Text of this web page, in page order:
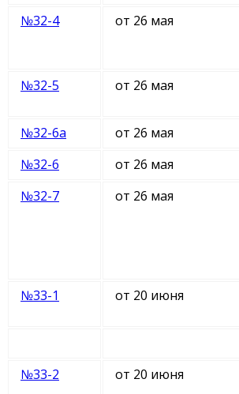
№32-4 от 26 мая
№32-5
от 26 мая
№32-6а
от 26 мая
№32-6
от 26 мая
№32-7
от 26 мая
№33-1
от 20 июня
№33-2 от 20 июня